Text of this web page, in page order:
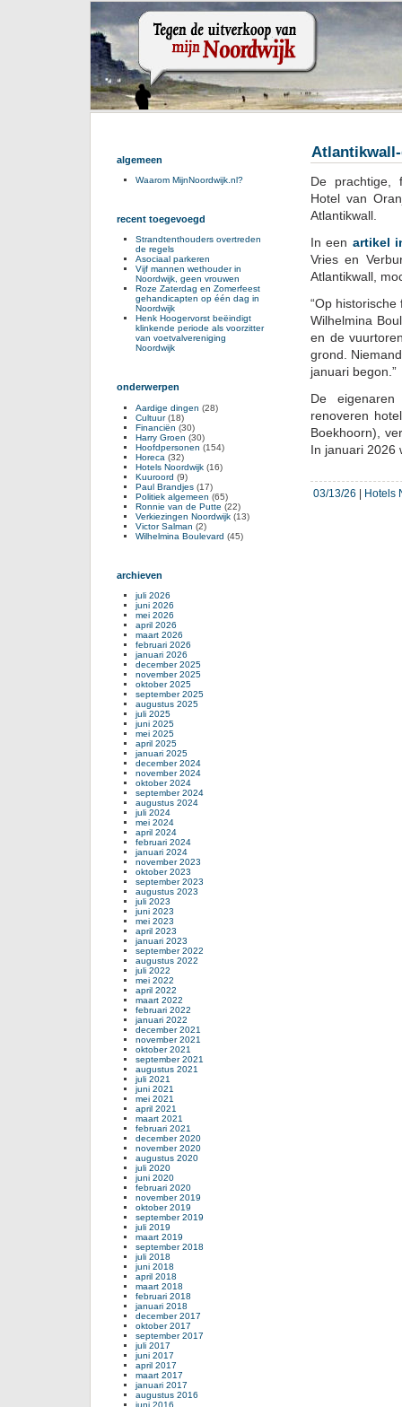
De prachtige,
Hotel van
Atlantikwall.
In een artikel
Vries en
Atlantikwall,
“Op
Wilhelmina
en de
grond.
januari begon.”
De
renoveren
Boekhoorn),
In januari
03/13/26 Hotels
algemeen
Waarom MijnNoordwijk.nl?
recent toegevoegd
Strandtenthouders overtreden
de regels
Asociaal parkeren
Vijf mannen wethouder in
Noordwijk, geen vrouwen
Roze Zaterdag en Zomerfeest
gehandicapten op één dag in
Noordwijk
Henk Hoogervorst beëindigt
klinkende periode als voorzitter
van voetvalvereniging
Noordwijk
onderwerpen
Aardige dingen (28)
Cultuur(18)
Financiën (30)
Harry Groen (30)
Hoofdpersonen (154)
Horeca (32)
Hotels Noordwijk (16)
Kuuroord (9)
Paul Brandjes (17)
Politiek algemeen (65)
Ronnie van de Putte (22)
Verkiezingen Noordwijk (13)
Victor Salman (2)
Wilhelmina Boulevard (45)
archieven
juli 2026
juni 2026
mei 2026
april 2026
maart 2026
februari 2026
januari 2026
december 2025
november 2025
oktober 2025
september 2025
augustus 2025
juli 2025
juni 2025
mei 2025
april 2025
januari 2025
december 2024
november 2024
oktober 2024
september 2024
augustus 2024
juli 2024
mei 2024
april 2024
februari 2024
januari 2024
november 2023
oktober 2023
september 2023
augustus 2023
juli 2023
juni 2023
mei 2023
april 2023
januari 2023
september 2022
augustus 2022
juli 2022
mei 2022
april 2022
maart 2022
februari 2022
januari 2022
december 2021
november 2021
oktober 2021
september 2021
augustus 2021
juli 2021
juni 2021
mei 2021
april 2021
maart 2021
februari 2021
december 2020
november 2020
augustus 2020
juli 2020
juni 2020
februari 2020
november 2019
oktober 2019
september 2019
juli 2019
maart 2019
september 2018
juli 2018
juni 2018
april 2018
maart 2018
februari 2018
januari 2018
december 2017
oktober 2017
september 2017
juli 2017
juni 2017
april 2017
maart 2017
januari 2017
augustus 2016
juni 2016